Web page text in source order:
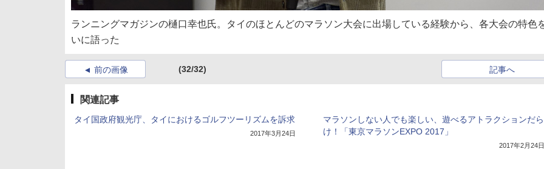
ランニングマガジンの樋口幸也氏。タイのほとんどのマラソン大会に出場している経験から、各大会の特色
いに語った
前の画像 (32/32) 記事へ
関連記事
タイ国政府観光庁、タイにおけるゴルフツーリズムを訴求
2017年3月24日
マラソンしない人でも楽しい、遊べるアトラクションだら
け！「東京マラソンEXPO 2017」
2017年2月24日